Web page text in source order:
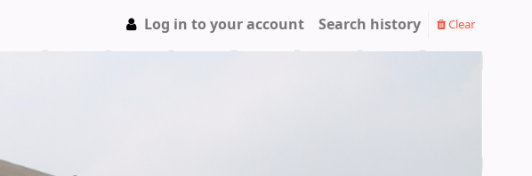
Log in to your account Search history Clear